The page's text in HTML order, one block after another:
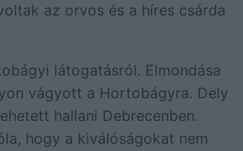
az orvos és a híres csárda
látogatásról. Elmondása
vágyott a Hortobágyra. Dely
hallani Debrecenben.
hogy a kiválóságokat nem